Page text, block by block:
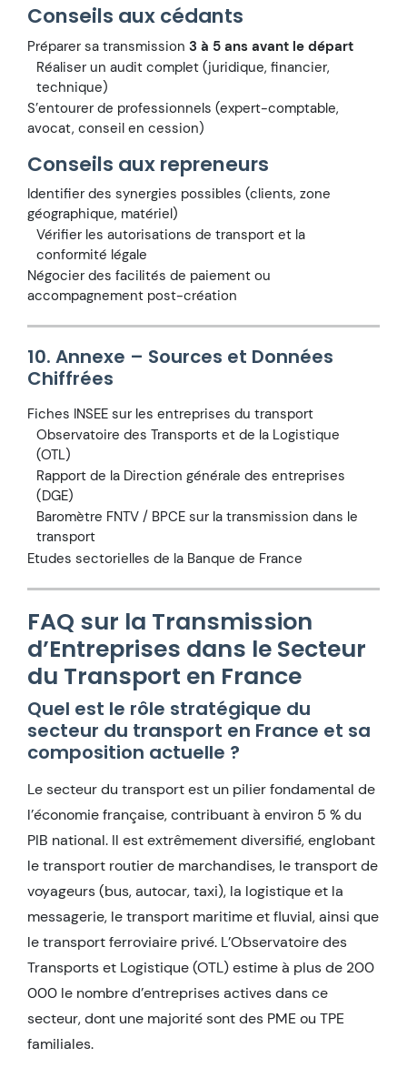
Conseils aux cédants
Préparer sa transmission 3 à 5 ans avant le départ
Réaliser un audit complet (juridique, financier,
technique)
S’entourer de professionnels (expert-comptable,
avocat, conseil en cession)
Conseils aux repreneurs
Identifier des synergies possibles (clients, zone
géographique, matériel)
Vérifier les autorisations de transport et la
conformité légale
Négocier des facilités de paiement ou
accompagnement post-création
10. Annexe – Sources et Données
Chiffrées
Fiches INSEE sur les entreprises du transport
Observatoire des Transports et de la Logistique
(OTL)
Rapport de la Direction générale des entreprises
(DGE)
Baromètre FNTV / BPCE sur la transmission dans le
transport
Etudes sectorielles de la Banque de France
FAQ sur la Transmission
d’Entreprises dans le Secteur
du Transport en France
Quel est le rôle stratégique du
secteur du transport en France et sa
composition actuelle ?
Le secteur du transport est un pilier fondamental de
l’économie française, contribuant à environ 5 % du
PIB national. Il est extrêmement diversifié, englobant
le transport routier de marchandises, le transport de
voyageurs (bus, autocar, taxi), la logistique et la
messagerie, le transport maritime et fluvial, ainsi que
le transport ferroviaire privé. L’Observatoire des
Transports et Logistique (OTL) estime à plus de 200
000 le nombre d’entreprises actives dans ce
secteur, dont une majorité sont des PME ou TPE
familiales.